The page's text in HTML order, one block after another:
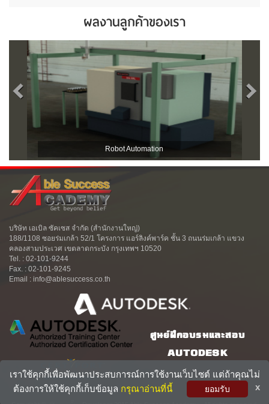
ผลงานลูกค้าของเรา
Robot Automation
บริษัท เอเบิล ซัคเซส จำกัด (สำนักงานใหญ่)
188/1108 ซอยร่มเกล้า 52/1 โครงการ แอร์ลิงค์พาร์ค ชั้น 3 ถนนร่มเกล้า แขวง
คลองสามประเวศ เขตลาดกระบัง กรุงเทพฯ 10520
Tel. : 02-101-9244
Fax. : 02-101-9245
Email : info@ablesuccess.co.th
ศูนย์ฝึกอบรมและสอบ
AUTODESK
เราใช้คุกกี้เพื่อพัฒนาประสบการณ์การใช้งานเว็บไซต์ แต่ถ้าคุณไม่
ต้องการให้ใช้คุกกี้เก็บข้อมูล กรุณาอ่านที่นี้ ยอมรับ x